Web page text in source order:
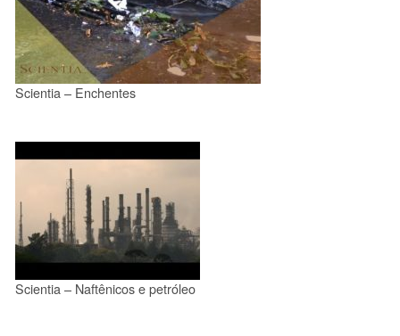
Scientia – Enchentes
Scientia – Naftênicos e petróleo